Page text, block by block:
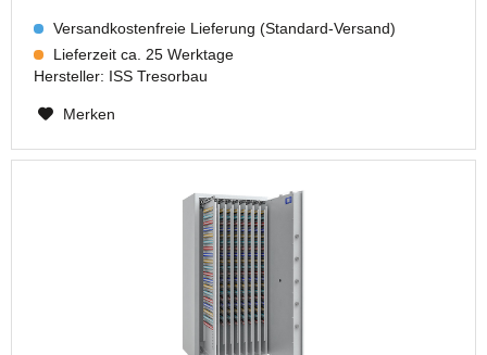
Versandkostenfreie Lieferung (Standard-Versand)
Lieferzeit ca. 25 Werktage
Hersteller: ISS Tresorbau
Merken